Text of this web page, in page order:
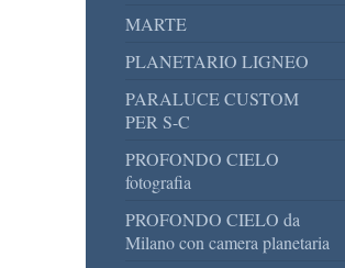
MARTE
PLANETARIO LIGNEO
PARALUCE CUSTOM
PER S-C
PROFONDO CIELO
fotografia
PROFONDO CIELO da
Milano con camera planetaria